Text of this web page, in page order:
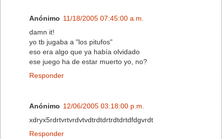
Anónimo 11/18/2005 07:45:00 a.m.
damn it!
yo tb jugaba a "los pitufos"
eso era algo que ya había olvidado
ese juego ha de estar muerto yo, no?
Responder
Anónimo 12/06/2005 03:18:00 p.m.
xdryx5rdrtvrtvrdvtvdtrdtdrtrdtdrtdfdgvrdt
Responder